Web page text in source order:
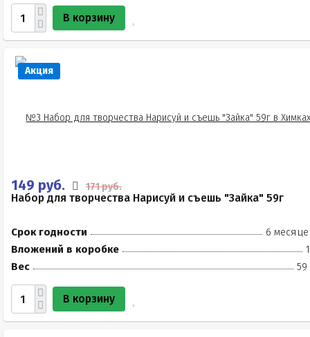
В корзину
Акция
149 руб. 171 руб.
Набор для творчества Нарисуй и съешь "Зайка" 59г
Срок годности
6
Вложений в коробке
Вес
59
В корзину